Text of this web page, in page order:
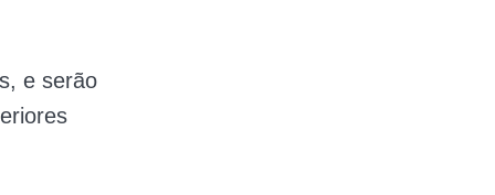
e serão